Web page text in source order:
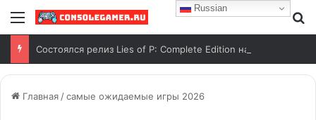
Меню
Главная /самые ожидаемые игры 2026
Russian